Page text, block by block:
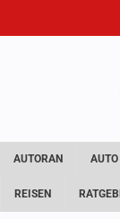
AUTORAN AUTO
REISEN